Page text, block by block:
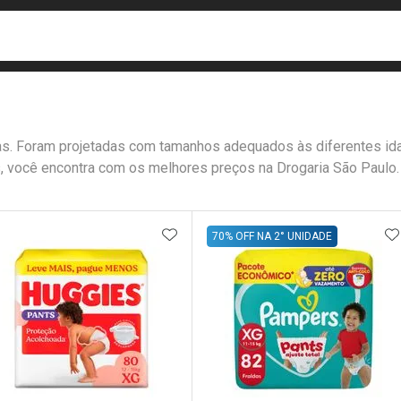
Foram projetadas com tamanhos adequados às diferentes
encontra com os melhores preços na Drogaria São Paulo.
ADICIONAR AOS FAVORITOS
70% OFF NA 2° UNIDADE